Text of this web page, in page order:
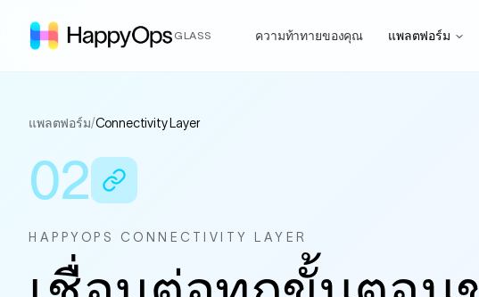
GLASS ความท้าทายของคุณ แพลตฟอร์ม
แพลตฟอร์ม/Connectivity Layer
02
HAPPYOPS CONNECTIVITY LAYER